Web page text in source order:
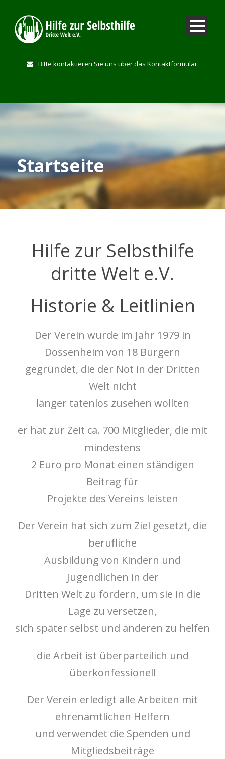
Bitte kontaktieren Sie uns über das Kontaktformular.
Startseite
Hilfe zur Selbsthilfe
dritte Welt e.V.
Historie & Leitlinien
Der Verein wurde im Jahr 1979 in
Dossenheim von 18 Bürgern
gegründet, die der Not in der Dritten
Welt nicht
länger tatenlos zusehen wollten
er hat zur Zeit ca. 700 Mitglieder, die mit
mindestens
2 Euro pro Monat einen ständigen
Beitrag für
Projekte des Vereins leisten
Der Verein hat sich zum Ziel gesetzt, die
berufliche
Ausbildung von Kindern und
Jugendlichen in der
Dritten Welt zu fördern, um sie in die
Lage zu versetzen,
sich später selbst und anderen zu helfen
die Arbeit ist überparteilich und
überkonfessionell
Der Verein erledigt alle Arbeiten mit
ehrenamtlichen Helfern
und verwendet die Spenden und
Mitgliedsbeiträge